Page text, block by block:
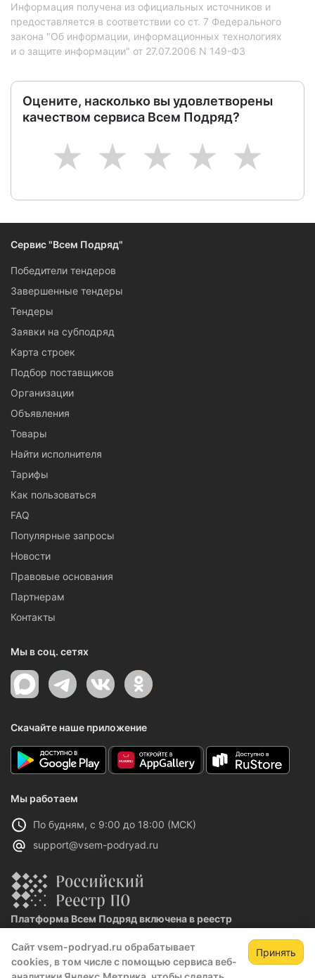
Сайт vsem-podryad.ru обрабатывает
cookies, в том числе с помощью сервиса веб-
Принять
Информация получена из официальных источников и
предоставляется в соответствии со ст. 7 Федерального
закона "Об информации, информационных технологиях
и о защите информации" от 27.07.2006 N 149-ФЗ
Оцените, насколько вы удовлетворены
качеством сервиса Всем Подряд?
5
4
3
2
1
Зарегистрируйтесь,
Сервис "Всем Подряд"
Победители тендеров
Завершенные тендеры
Тендеры
Заявки на субподряд
Карта строек
Подбор поставщиков
Организации
Объявления
Товары
Найти исполнителя
Тарифы
Как пользоваться
FAQ
Популярные запросы
Новости
Правовые основания
Партнерам
Контакты
Мы в соц. сетях
Скачайте наше приложение
Мы работаем
По будням, с 9:00 до 18:00 (МСК)
support@vsem-podryad.ru
Платформа Всем Подряд включена в реестр
Реестровая запись №32021 от 06.02.2026